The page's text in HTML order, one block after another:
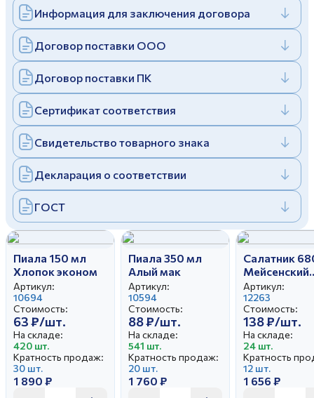
Отправить
Заполняя и отправляя форму, вы соглашаетесь
cполитикой конфиденциальности
Заполняя и отправляя форму, вы соглашаетесь
cполитикой конфиденциальности
Дулевский фарфоровый завод ©
Политика конфиденциальности
Информация для заключения договора
Договор поставки ООО
Договор поставки ПК
Сертификат соответствия
Свидетельство товарного знака
Декларация о соответствии
ГОСТ
Пиала 150 мл
Хлопок эконом
Артикул:
10694
Стоимость:
63 ₽/шт.
На складе:
420 шт.
Кратность продаж:
30 шт.
1 890 ₽
Пиала 350 мл
Алый мак
Артикул:
10594
Стоимость:
88 ₽/шт.
На складе:
541 шт.
Кратность продаж:
20 шт.
1 760 ₽
Салатник
Мейсенский
букет
Артикул:
12263
Стоимость:
138 ₽/шт.
На складе:
24 шт.
Кратность
12 шт.
1 656 ₽